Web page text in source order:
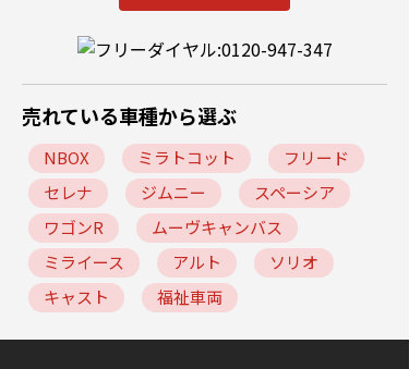
売れている車種から選ぶ
NBOX ミラトコット
フリード
セレナ
ジムニー
スペーシア
ワゴンR
ムーヴキャンバス
ミライース
アルト
ソリオ
キャスト
福祉車両